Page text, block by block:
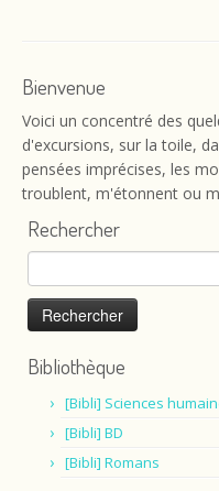
Bienvenue
Voici un concentré des
d'excursions, sur la toile,
pensées imprécises, les
troublent, m'étonnent ou
Rechercher
Rechercher :
Bibliothèque
[Bibli] Sciences
[Bibli] BD
[Bibli] Romans